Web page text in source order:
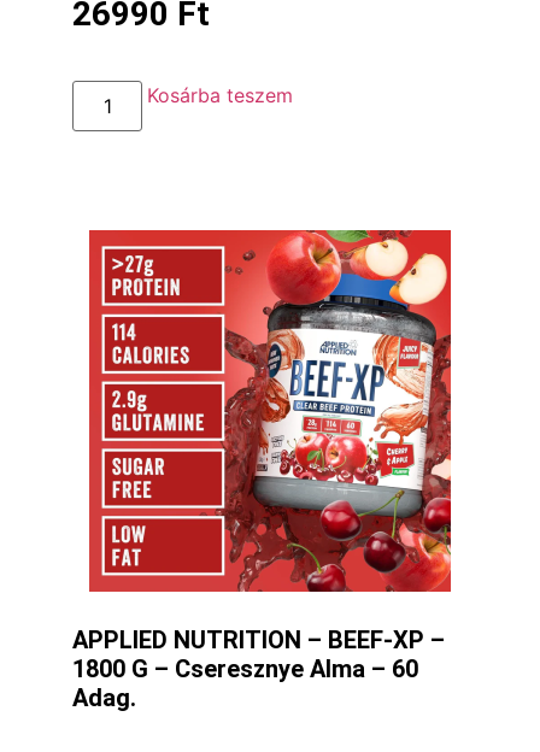
26990 Ft
Kosárba teszem
APPLIED NUTRITION – BEEF-XP –
1800 G – Cseresznye Alma – 60
Adag.